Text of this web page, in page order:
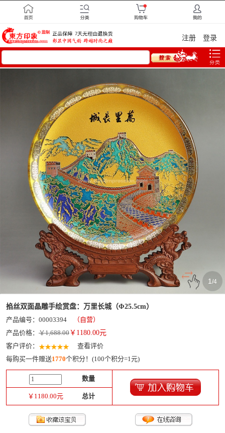
注册 登录
1 /4
掐丝双面晶雕手绘赏盘：万里长城（Φ25.5cm）
产品编号：00003394
（自营）
产品价格： ￥1,688.00 ￥ 1180.00元
客户评价：
查看评价
每购买一件赠送1770个积分！(100个积分=1元)
数量
￥ 1180.00元 总计